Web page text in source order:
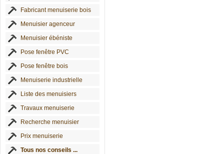
Fabricant menuiserie bois
Menuisier agenceur
Menuisier ébéniste
Pose fenêtre PVC
Pose fenêtre bois
Menuiserie industrielle
Liste des menuisiers
Travaux menuiserie
Recherche menuisier
Prix menuiserie
Tous nos conseils ...